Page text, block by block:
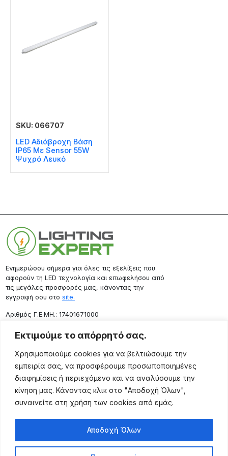
Εκτιμούμε το απόρρητό σας.
Χρησιμοποιούμε cookies για να βελτιώσουμε την
εμπειρία σας, να προσφέρουμε προσωποποιημένες
διαφημίσεις ή περιεχόμενο και να αναλύσουμε την
κίνηση μας. Κάνοντας κλικ στο "Αποδοχή Όλων",
συναινείτε στη χρήση των cookies από εμάς.
Αποδοχή Όλων
SKU: 066707
LED Αδιάβροχη Βάση
IP65 Με Sensor 55W
Ψυχρό Λευκό
Ενημερώσου σήμερα για όλες τις εξελίξεις που
αφορούν τη LED τεχνολογία και επωφελήσου από
τις μεγάλες προσφορές μας, κάνοντας την
εγγραφή σου στο site.
Aριθμός Γ.Ε.ΜΗ.: 17401671000
Επικοινωνία
Ρόδου 133, Αθήνα 10443
(+30) 211 725 5427
sales@lightingexpert.gr
Χρήσιμες Σελίδες
Προϊόντα